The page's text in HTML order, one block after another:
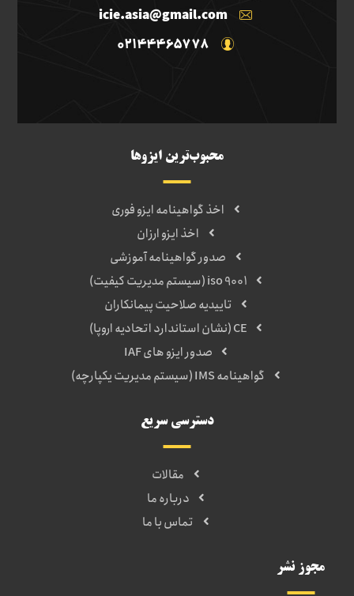
icie.asia@gmail.com
02144465778
محبوب‌ترین ایزوها
اخذ گواهینامه ایزو فوری
اخذ ایزو ارزان
صدور گواهینامه آموزشی
iso 9001 (سیستم مدیریت کیفیت)
تاییدیه صلاحیت پیمانکاران
CE (نشان استاندارد اتحادیه اروپا)
صدور ایزو های IAF
گواهینامه IMS (سیستم مدیریت یکپارچه)
دسترسی سریع
مقالات
درباره ما
تماس با ما
مجوز نشر